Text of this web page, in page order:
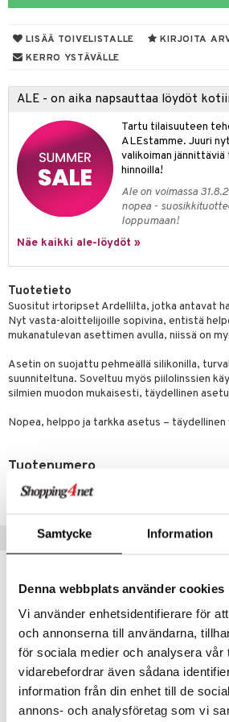
Samtycke Information
Denna webbplats använder cookies
Vi använder enhetsidentifierare för
och annonserna till användarna,
för sociala medier och analysera vår
vidarebefordrar även sådana
information från din enhet till de
annons- och analysföretag som vi
LISÄÄ TOIVELISTALLE
KIRJOITA
KERRO YSTÄVÄLLE
ALE - on aika napsauttaa löydöt
Tartu tilaisuuteen
ALEstamme. Juuri
valikoiman
hinnoilla!
Ale on voimassa
nopea -
loppumaan!
Näe kaikki ale-löydöt »
Tuotetieto
Suositut irtoripset Ardellilta, jotka antavat
Nyt vasta-aloittelijoille sopivina, entistä
mukanatulevan asettimen avulla, niissä on
Asetin on suojattu pehmeällä silikonilla,
suunniteltuna. Soveltuu myös piilolinssien
silmien muodon mukaisesti, täydellinen
Nopea, helppo ja tarkka asetus – täydellinen
Tuotenumero
CARDQ-W8-1-XX-XX
Suositut tuotteet
&
tuotteet
hoito
poisto
hoito
& saippuat
tuotteet
shave balm
shave lotion
de cologne
de toilette
tuotteet
hoito
& saippuat
1: Puhdistus
2: Kirkastus
3: Kosteutus
ja Vartalonhoito
ja naamiot
Huulten Hoito
Elixir
Happy For Men
& Soujaus
& Ihonpuhdistus
& vastauksia